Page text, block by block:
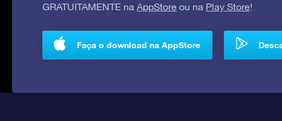
GRATUITAMENTE na AppStore ou na Play Store!
Faça o download na AppStore